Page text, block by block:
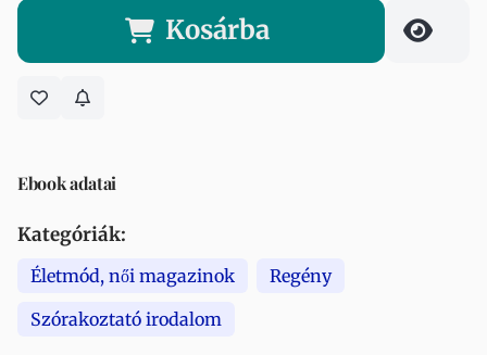
Kosárba
Ebook adatai
Kategóriák:
Életmód, női magazinok
Regény
Szórakoztató irodalom